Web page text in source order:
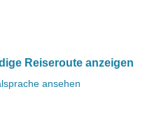
Reiseroute anzeigen
ansehen